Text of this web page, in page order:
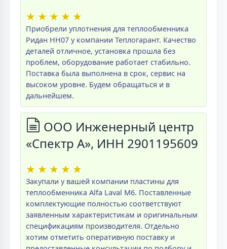
★ ★ ★ ★ ★
Приобрели уплотнения для теплообменника
Ридан НН07 у компании Теплогарант. Качество
деталей отличное, установка прошла без
проблем, оборудование работает стабильно.
Поставка была выполнена в срок, сервис на
высоком уровне. Будем обращаться и в
дальнейшем.
ООО Инженерный центр
«Спектр А», ИНН 2901195609
★ ★ ★ ★ ★
Закупали у вашей компании пластины для
теплообменника Alfa Laval M6. Поставленные
комплектующие полностью соответствуют
заявленным характеристикам и оригинальным
спецификациям производителя. Отдельно
хотим отметить оперативную поставку и